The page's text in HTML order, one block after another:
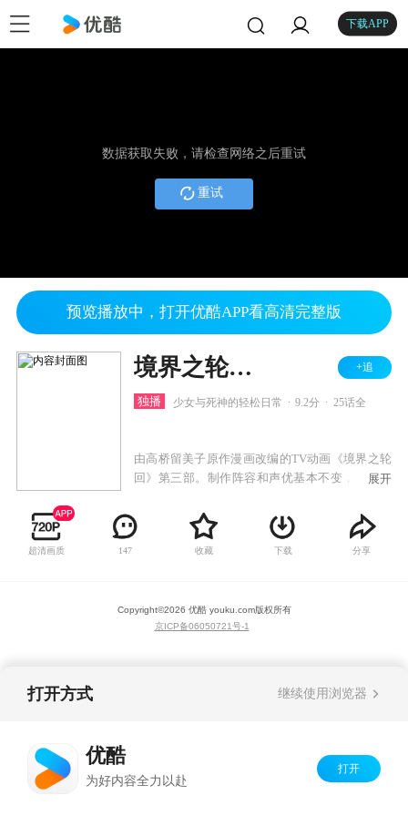
下载APP
数据获取失败，请检查网络之后重试
重试
预览播放中，打开优酷APP看高清完整版
境界之轮回 第三季 +追
独播 少女与死神的轻松日常 9.2分 25话全
由高桥留美子原作漫画改编的TV动画《境界之轮
回》第三部。制作阵容和声优基本不变，继续讲
轻松生活。
展开
超清画质 147 收藏 下载 分享
Copyright©2026 优酷 youku.com版权所有
京ICP备06050721号-1
打开方式 继续使用浏览器
优酷
为好内容全力以赴
打开